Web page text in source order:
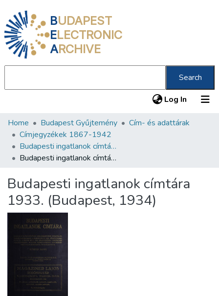
BUDAPEST
ELECTRONIC
ARCHIVE
Search
Log In (current)
Communities & Collections
All of DSpace
Statistics
About us
Home Budapest Gyűjtemény
Cím- és adattárak
Címjegyzékek 1867-1942
Budapesti ingatlanok címtára 1933, 1934, 1942
Budapesti ingatlanok címtára 1933. (Budapest, 1934)
Budapesti ingatlanok címtára
1933. (Budapest, 1934)